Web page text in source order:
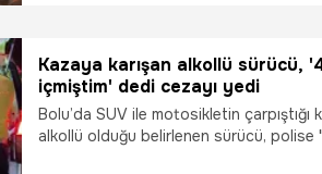
Kazaya karışan alkollü sürücü,
içmiştim' dedi cezayı yedi
Bolu’da SUV ile motosikletin
alkollü olduğu belirlenen sürücü,